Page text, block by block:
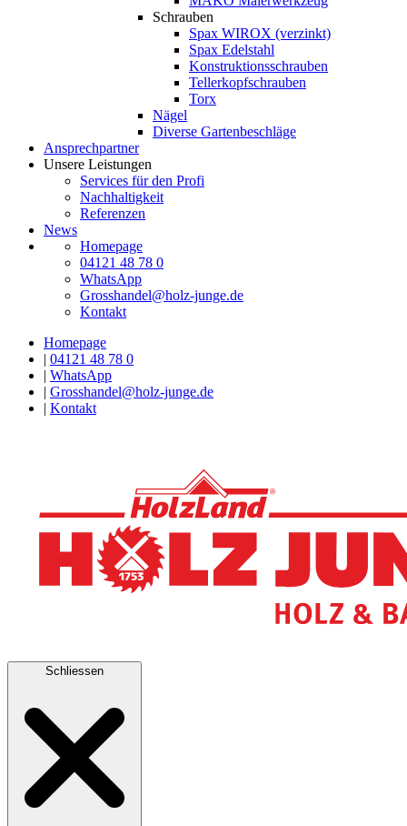
Schrauben
Spax WIROX (verzinkt)
Spax Edelstahl
Konstruktionsschrauben
Tellerkopfschrauben
Torx
Nägel
Diverse Gartenbeschläge
Ansprechpartner
Unsere Leistungen
Services für den Profi
Nachhaltigkeit
Referenzen
News
Homepage
04121 48 78 0
WhatsApp
Grosshandel@holz-junge.de
Kontakt
Homepage
| 04121 48 78 0
| WhatsApp
| Grosshandel@holz-junge.de
| Kontakt
Schliessen